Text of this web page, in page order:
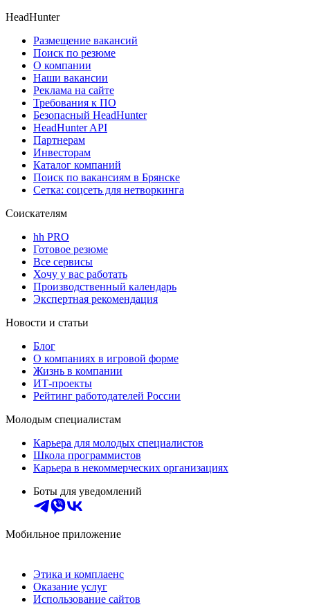
HeadHunter
Размещение вакансий
Поиск по резюме
О компании
Наши вакансии
Реклама на сайте
Требования к ПО
Безопасный HeadHunter
HeadHunter API
Партнерам
Инвесторам
Каталог компаний
Поиск по вакансиям в Брянске
Сетка: соцсеть для нетворкинга
Соискателям
hh PRO
Готовое резюме
Все сервисы
Хочу у вас работать
Производственный календарь
Экспертная рекомендация
Новости и статьи
Блог
О компаниях в игровой форме
Жизнь в компании
ИТ-проекты
Рейтинг работодателей России
Молодым специалистам
Карьера для молодых специалистов
Школа программистов
Карьера в некоммерческих организациях
Боты для уведомлений
Мобильное приложение
Этика и комплаенс
Оказание услуг
Использование сайтов